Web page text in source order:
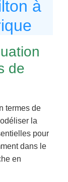
à
de
termes de
la
pour
dans le
en